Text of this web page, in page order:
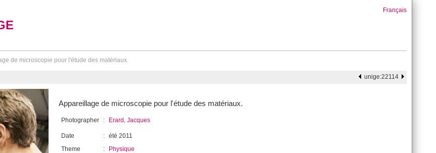
Français
de microscopie pour l'étude des matériaux.
unige:22114
Appareillage de microscopie pour l'étude des matériaux.
Photographer : Erard, Jacques
Date : été 2011
Theme
: Physique